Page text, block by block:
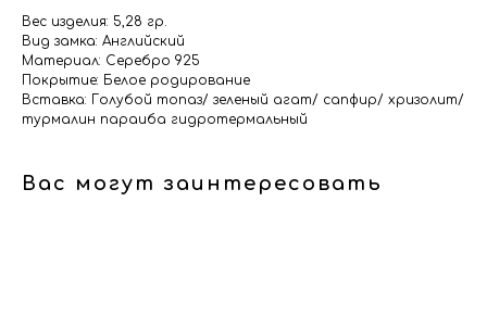
Вес изделия: 5,28 гр.
Вид замка: Английский
Материал: Серебро 925
Покрытие: Белое родирование
Вставка: Голубой топаз/ зеленый агат/ сапфир/ хризолит/
турмалин параиба гидротермальный
Вас могут заинтересовать